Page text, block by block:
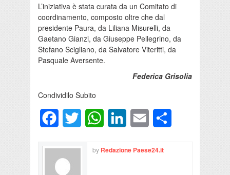
L’iniziativa è stata curata da un Comitato di
coordinamento, composto oltre che dal
presidente Paura, da Liliana Misurelli, da
Gaetano Gianzi, da Giuseppe Pellegrino, da
Stefano Scigliano, da Salvatore Viteritti, da
Pasquale Aversente.
Federica Grisolia
Condividilo Subito
FacebookTwitter WhatsAppLinkedInEmail
by Redazione Paese24.it